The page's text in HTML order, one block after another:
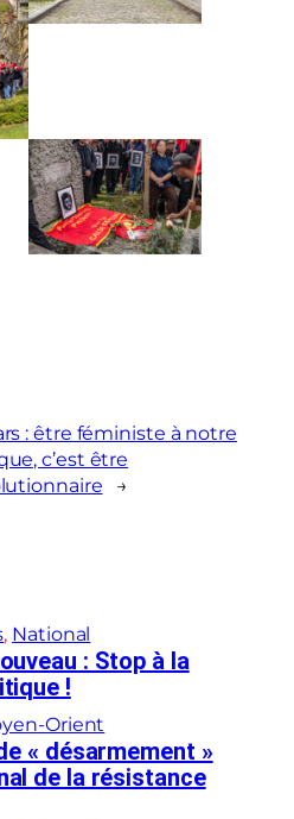
: être féministe à notre
c’est être
→
, National
: Stop à la
!
Orient
« désarmement »
de la résistance